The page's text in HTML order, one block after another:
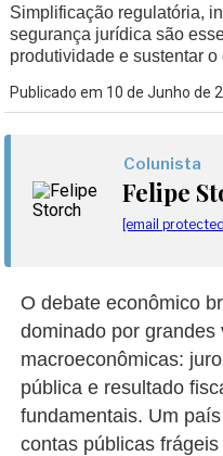
Simplificação regulatória,
segurança jurídica são
produtividade e sustentar
Publicado em 10 de Junho de
Colunista
Felipe
[email
O debate econômico
dominado por grandes
macroeconômicas:
pública e resultado
fundamentais. Um
contas públicas